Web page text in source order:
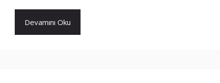
Devamını Oku